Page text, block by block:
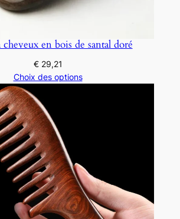
en bois de santal doré
€29,21
Choix des options